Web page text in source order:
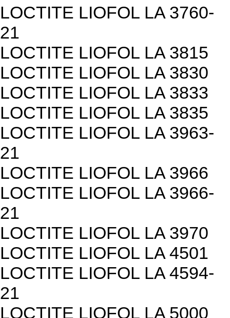
LOCTITE LIOFOL LA 3760-
21
LOCTITE LIOFOL LA 3815
LOCTITE LIOFOL LA 3830
LOCTITE LIOFOL LA 3833
LOCTITE LIOFOL LA 3835
LOCTITE LIOFOL LA 3963-
21
LOCTITE LIOFOL LA 3966
LOCTITE LIOFOL LA 3966-
21
LOCTITE LIOFOL LA 3970
LOCTITE LIOFOL LA 4501
LOCTITE LIOFOL LA 4594-
21
LOCTITE LIOFOL LA 5000